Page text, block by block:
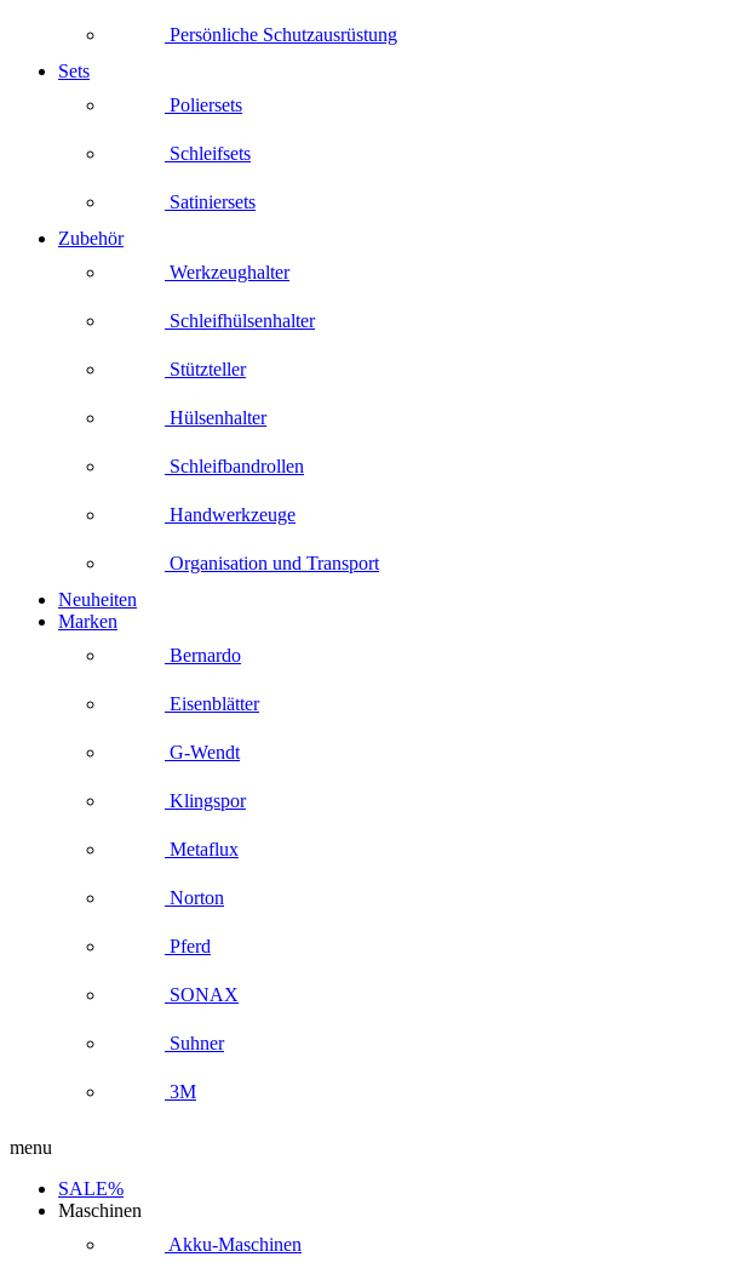
Persönliche Schutzausrüstung
Sets
Poliersets
Schleifsets
Satiniersets
Zubehör
Werkzeughalter
Schleifhülsenhalter
Stützteller
Hülsenhalter
Schleifbandrollen
Handwerkzeuge
Organisation und Transport
Neuheiten
Marken
Bernardo
Eisenblätter
G-Wendt
Klingspor
Metaflux
Norton
Pferd
SONAX
Suhner
3M
menu
SALE%
Maschinen
Akku-Maschinen